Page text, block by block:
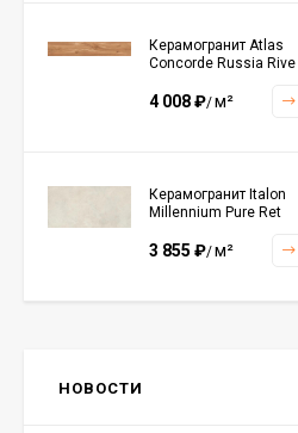
Керамогранит Atlas
Concorde Russia Rive
20x120, 610010002297
4 008₽/м²
Керамогранит Italon
Millennium Pure Ret
3 855 ₽/м²
НОВОСТИ